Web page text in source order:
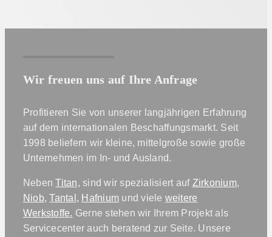
Wir freuen uns auf Ihre Anfrage
Profitieren Sie von unserer langjährigen Erfahrung
auf dem internationalen Beschaffungsmarkt. Seit
1998 beliefern wir kleine, mittelgroße sowie große
Unternehmen im In- und Ausland.
NebenTitan, sind wir spezialisiert auf Zirkonium,
Niob, Tantal, Hafnium und viele weitere
Werkstoffe. Gerne stehen wir Ihrem Projekt als
Servicecenter auch beratend zur Seite. Unsere